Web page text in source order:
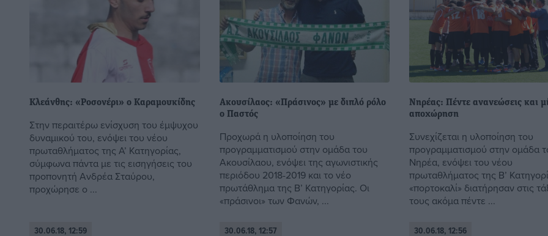
Κλεάνθης: «Ροσονέρι» ο Καραμουκίδης
Στην περαιτέρω ενίσχυση του έμψυχου
δυναμικού του, ενόψει του νέου
πρωταθλήματος της Α’ Κατηγορίας,
σύμφωνα πάντα με τις εισηγήσεις του
προπονητή Ανδρέα Σταύρου,
προχώρησε ο ...
30.06.18, 12:59
Ακουσίλαος: «Πράσινος» με διπλό ρόλο
ο Παστός
Προχωρά η υλοποίηση του
προγραμματισμού στην ομάδα του
Ακουσίλαου, ενόψει της αγωνιστικής
περιόδου 2018-2019 και το νέο
πρωτάθλημα της Β’ Κατηγορίας. Οι
«πράσινοι» των Φανών, ...
30.06.18, 12:57
Νηρέας: Πέντε ανανεώσεις και
αποχώρηση
Συνεχίζεται η υλοποίηση του
προγραμματισμού στην ομάδα
Νηρέα, ενόψει του νέου
πρωταθλήματος της Β’
«πορτοκαλί» διατήρησαν στις
τους ακόμα πέντε ...
30.06.18, 12:56